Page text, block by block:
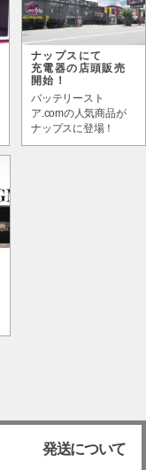
ナップスにて
充電器の店頭販売
開始！
バッテリースト
ア.comの人気商品が
ナップスに登場！
発送について